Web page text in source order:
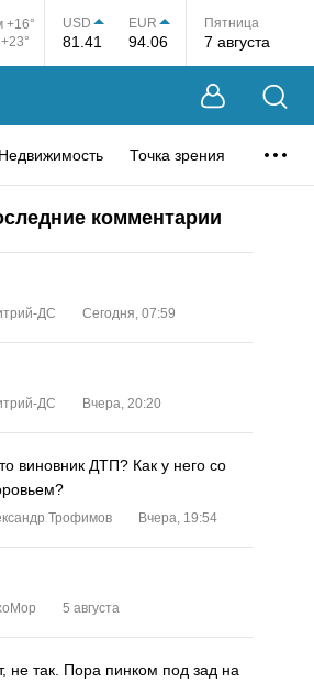
+16°
USD
81.41
EUR
94.06
Пятница
7 августа
Недвижимость Точка зрения
комментарии
ДС Сегодня, 07:59
ДС Вчера, 20:20
виновник ДТП? Как у него со
Трофимов Вчера, 19:54
5 августа
не так. Пора пинком под зад на